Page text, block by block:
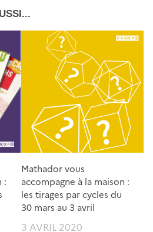
:
Mathador vous
accompagne à la maison :
les tirages par cycles du
30 mars au 3 avril
3 AVRIL 2020